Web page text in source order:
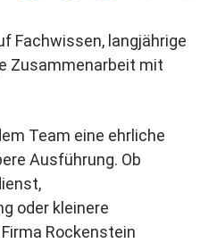
Fachwissen, langjährige
Zusammenarbeit mit
Team eine ehrliche
Ausführung. Ob
oder kleinere
Rockenstein